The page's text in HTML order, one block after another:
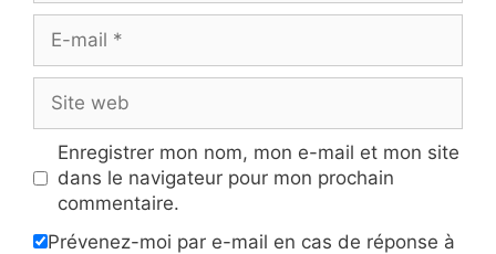
mail
web
Enregistrer mon nom, mon e-mail et mon site
dans le navigateur pour mon prochain
commentaire.
Prévenez-moi par e-mail en cas de réponse à